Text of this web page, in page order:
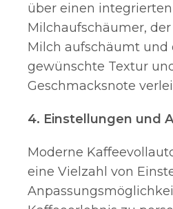
über einen integrierten
Milchaufschäumer,
Milch aufschäumt und
gewünschte Textur
Geschmacksnote
4. Einstellungen und
Moderne
eine Vielzahl von